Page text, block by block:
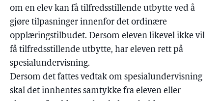
om en elev kan få tilfredsstillende utbytte ved å
gjøre tilpasninger innenfor det ordinære
opplæringstilbudet. Dersom eleven likevel ikke vil
få tilfredsstillende utbytte, har eleven rett på
spesialundervisning.
Dersom det fattes vedtak om spesialundervisning
skal det innhentes samtykke fra eleven eller